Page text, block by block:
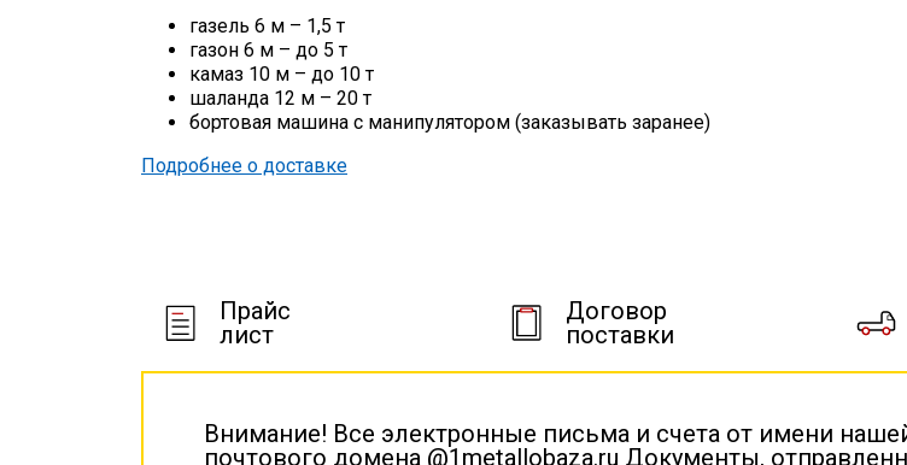
газель 6 м – 1,5 т
газон 6 м – до 5 т
камаз 10 м – до 10 т
шаланда 12 м – 20 т
бортовая машина с манипулятором (заказывать заранее)
Подробнее о доставке
Прайс
лист
Договор
поставки
Внимание! Все электронные письма и счета от имени
почтового домена @1metallobaza.ru Документы,